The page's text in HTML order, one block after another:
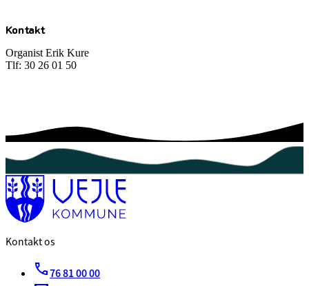
Kontakt
Organist Erik Kure
Tlf: 30 26 01 50
Kontakt os
76 81 00 00